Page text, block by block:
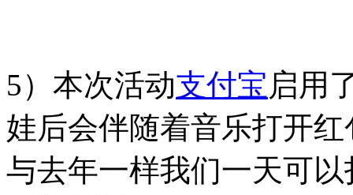
5）本次活动支付宝 启用
娃后会伴随着音乐打开
与去年一样我们一天可